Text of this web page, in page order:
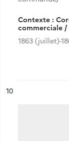
Contexte :
commerciale /
1863 (juillet)-
n°
10